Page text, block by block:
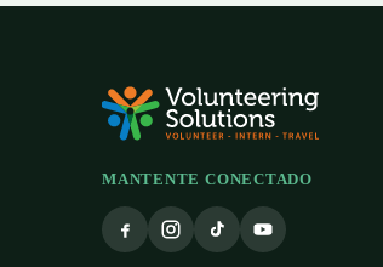
MANTENTE CONECTADO